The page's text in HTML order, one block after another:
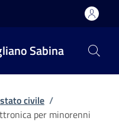
Sabina
civile /
per minorenni